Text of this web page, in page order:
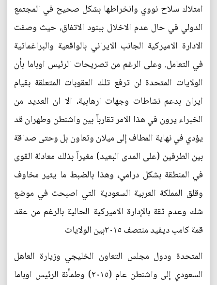
امتلاك سلاح نووي وانخراطها بشكل صحيح في المجتمع
الدولي في حال عدم الاخلال ببنود الاتفاق، حيث وصفت
الادارة الاميركية الجانب الايراني بالواقعية والبراغماتية
في التعامل. وعلى الرغم من تصريحات الرئيس اوباما بأن
الولايات المتحدة لن ترفع تلك العقوبات المتعلقة بقيام
ايران بدعم نشاطات وجهات ارهابية، الا ان العديد من
الخبراء يرون في هذا الامر تقارباً بين واشنطن وطهران قد
يؤدي في نهاية المطاف إلى ميلان وتعاون بل وحتى صداقة
بين الطرفين (على المدى البعيد) مغيراً بذلك معادلة القوى
في المنطقة بشكل درامي، وهذا بالضبط ما يثير مخاوف
وقلق المملكة العربية السعودية التي اصبحت في موضع
شك وعدم ثقة بالإدارة الاميركية الحالية بالرغم من عقد
قمة كامب ديفيد منتصف ٢٠١٥بين الولايات
المتحدة ودول مجلس التعاون الخليجي وزيارة العاهل
السعودي إلى واشنطن عام (٢٠١٥) وطمأنة الرئيس اوباما